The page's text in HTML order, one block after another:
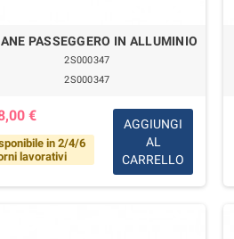
PASSEGGERO IN ALLUMINIO
2S000347
2S000347
€
in 2/4/6
lavorativi
AGGIUNGI
AL
CARRELLO